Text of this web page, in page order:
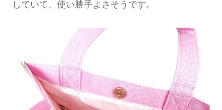
していて、使い勝手よさそうです。